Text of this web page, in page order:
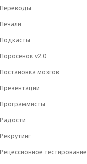
Переводы
Печали
Подкасты
Поросенок v2.0
Постановка мозгов
Презентации
Программисты
Радости
Рекрутинг
Рецессионное тестирование